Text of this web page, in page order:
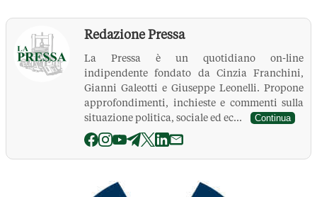
Redazione Pressa
La Pressa è un quotidiano on-line
indipendente fondato da Cinzia Franchini,
Gianni Galeotti e Giuseppe Leonelli. Propone
approfondimenti, inchieste e commenti sulla
situazione politica, sociale ed ec...
Continua